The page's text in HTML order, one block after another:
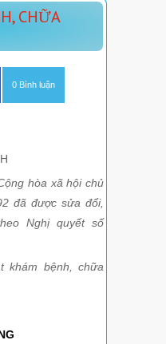
CHỮA
0 Bình luận
hòa xã hội chủ
đã được sửa đổi,
Nghị quyết số
khám bệnh, chữa